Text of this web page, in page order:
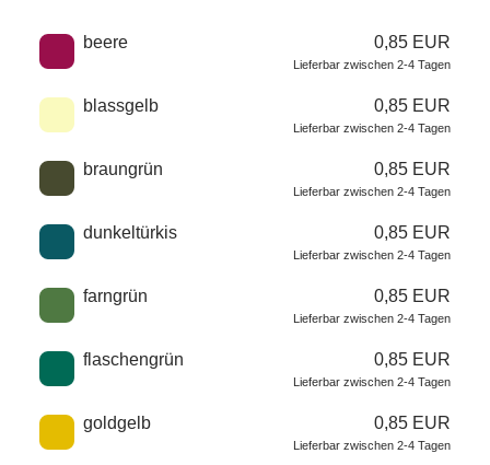
Wähle eine Farbe
beere 0,85 EUR
Lieferbar zwischen 2-4 Tagen
blassgelb 0,85 EUR
Lieferbar zwischen 2-4 Tagen
braungrün 0,85 EUR
Lieferbar zwischen 2-4 Tagen
dunkeltürkis 0,85 EUR
Lieferbar zwischen 2-4 Tagen
farngrün 0,85 EUR
Lieferbar zwischen 2-4 Tagen
flaschengrün 0,85 EUR
Lieferbar zwischen 2-4 Tagen
goldgelb 0,85 EUR
Lieferbar zwischen 2-4 Tagen